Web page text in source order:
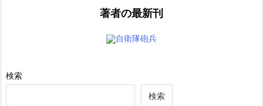
著者の最新刊
自衛隊砲兵
検索
検索